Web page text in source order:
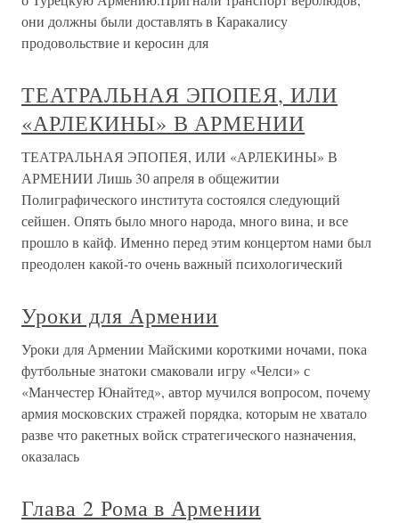
они должны были доставлять в Каракалису
продовольствие и керосин для
ТЕАТРАЛЬНАЯ ЭПОПЕЯ, ИЛИ
«АРЛЕКИНЫ» В АРМЕНИИ
ТЕАТРАЛЬНАЯ ЭПОПЕЯ, ИЛИ «АРЛЕКИНЫ» В
АРМЕНИИ Лишь 30 апреля в общежитии
Полиграфического института состоялся следующий
сейшен. Опять было много народа, много вина, и все
прошло в кайф. Именно перед этим концертом нами был
преодолен какой-то очень важный психологический
Уроки для Армении
Уроки для Армении Майскими короткими ночами, пока
футбольные знатоки смаковали игру «Челси» с
«Манчестер Юнайтед», автор мучился вопросом, почему
армия московских стражей порядка, которым не хватало
разве что ракетных войск стратегического назначения,
оказалась
Глава 2 Рома в Армении